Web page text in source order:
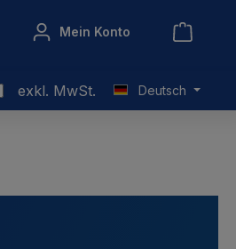
Mein Konto
exkl. MwSt. Deutsch